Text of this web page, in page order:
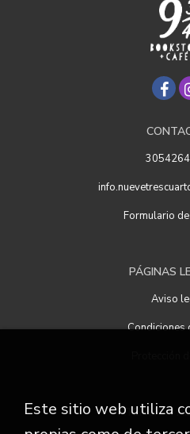
Formulario
PÁGINAS
Aviso
Condiciones
ATENCIÓN
Este sitio web utiliza